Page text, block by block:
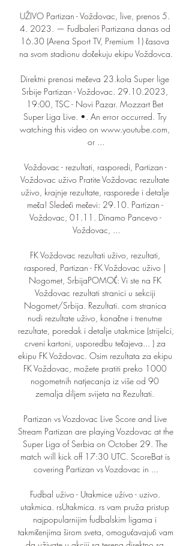
UŽIVO Partizan - Voždovac, live, prenos 5.
4. 2023. — Fudbaleri Partizana danas od
16.30 (Arena Sport TV, Premium 1) časova
na svom stadionu dočekuju ekipu Voždovca.
Direktni prenosi mečeva 23.kola Super lige
Srbije Partizan - Voždovac. 29.10.2023,
19:00, TSC - Novi Pazar. Mozzart Bet
Super Liga Live. •. An error occurred. Try
watching this video on www.youtube.com,
or ...
Voždovac - rezultati, rasporedi, Partizan -
Voždovac uživo Pratite Voždovac rezultate
uživo, krajnje rezultate, rasporede i detalje
meča! Sledeći mečevi: 29.10. Partizan -
Voždovac, 01.11. Dinamo Pancevo -
Voždovac, ...
FK Voždovac rezultati uživo, rezultati,
raspored, Partizan - FK Voždovac uživo |
Nogomet, SrbijaPOMOĆ: Vi ste na FK
Voždovac rezultati stranici u sekciji
Nogomet/Srbija. Rezultati. com stranica
nudi rezultate uživo, konačne i trenutne
rezultate, poredak i detalje utakmice (strijelci,
crveni kartoni, usporedbu tečajeva... ) za
ekipu FK Voždovac. Osim rezultata za ekipu
FK Voždovac, možete pratiti preko 1000
nogometnih natjecanja iz više od 90
zemalja diljem svijeta na Rezultati.
Partizan vs Vozdovac Live Score and Live
Stream Partizan are playing Vozdovac at the
Super Liga of Serbia on October 29. The
match will kick off 17:30 UTC. ScoreBat is
covering Partizan vs Vozdovac in ...
Fudbal uživo - Utakmice uživo - uzivo.
utakmica. rsUtakmica. rs vam pruža pristup
najpopularnijim fudbalskim ligama i
takmičenjima širom sveta, omogućavajući vam